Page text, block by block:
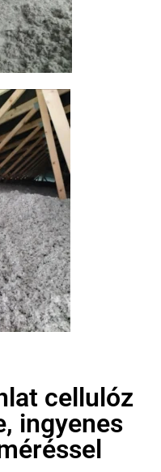
cellulóz
ingyenes